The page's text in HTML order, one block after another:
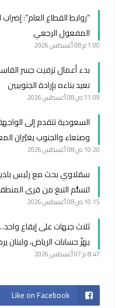
“روابط القطاع العام”:
المفعول الرجعي
1:00 م 08 أغسطس 2026
بدء أعمال تزفيت جسر
نعيد بناءه بإرادة الجنوبيين
11:09 ص 08 أغسطس 2026
السعودية تتقدم إلى
وصنعاء والجنوب يغيّران
10:20 ص 08 أغسطس 2026
سقلاوي بحث مع رئيس
لتسلُّم التبغ من قرى
10:15 ص 08 أغسطس 2026
ثلاث جبهات على إيقاع
يهزّ حسابات الرياض، ولبنان
8:47 م 07 أغسطس 2026
Like on Facebook